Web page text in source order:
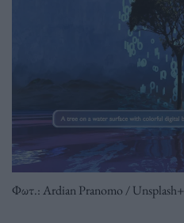
Φωτ.: Αrdian Pranomo / Unsplash+